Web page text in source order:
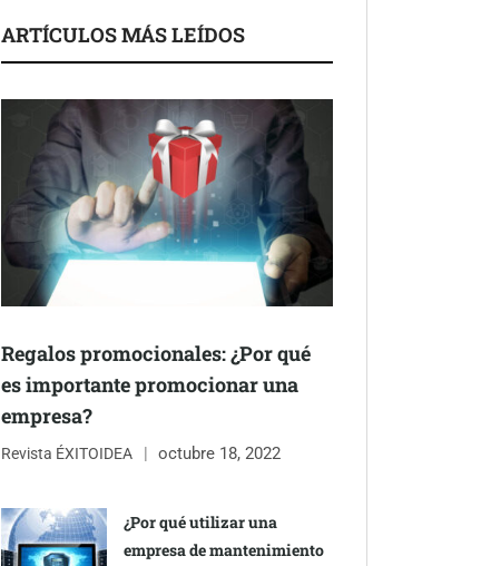
ARTÍCULOS MÁS LEÍDOS
Regalos promocionales: ¿Por qué
es importante promocionar una
empresa?
Revista ÉXITOIDEA octubre 18, 2022
¿Por qué utilizar una
empresa de mantenimiento